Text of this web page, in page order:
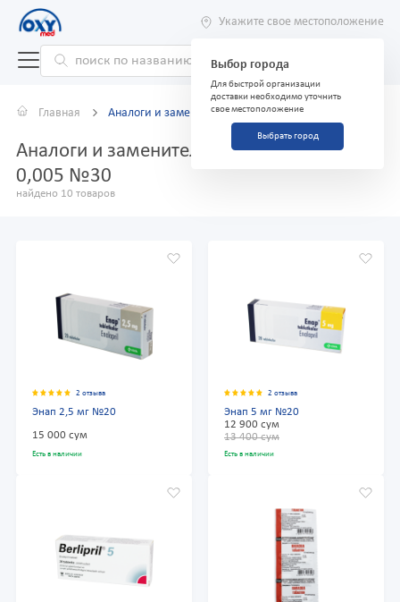
Укажите свое местоположение
Выбор города
Для быстрой организации
доставки необходимо уточнить
свое местоположение
Выбрать город
Главная Аналоги и заменители
Аналоги и заменители препарата Адипин
0,005 №30
найдено 10 товаров
2 отзыва
Энап 2,5 мг №20
15 000 сум
Есть в наличии
2 отзыва
Энап 5 мг №20
12 900 сум
13 400 сум
Есть в наличии